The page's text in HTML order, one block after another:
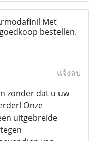
Met
bestellen.
แจ้งลบ
zonder dat u uw
Onze
uitgebreide